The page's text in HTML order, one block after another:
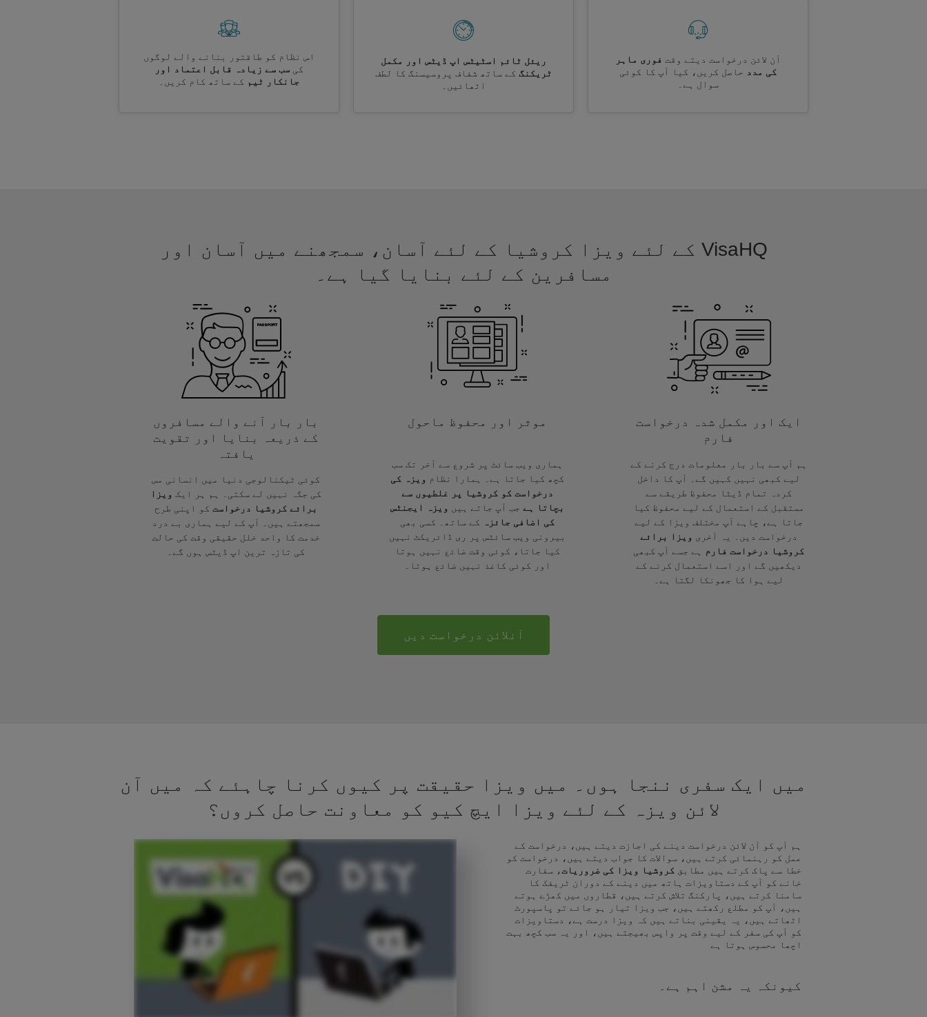
آن لائن درخواست دیتے وقت فوری ماہر
کی مدد حاصل کریں، کیا آپ کا کوئی
سوال ہے۔
ریئل ٹائم اسٹیٹس اپ ڈیٹس اور مکمل
ٹریکنگ کے ساتھ شفاف پروسیسنگ کا لطف
اٹھائیں۔
اس نظام کو طاقتور بنانے والے لوگوں
کی سب سے زیادہ قابل اعتماد اور
جانکار ٹیم کے ساتھ کام کریں۔
VisaHQ کے لئے ویزا کروشیا کے لئے آسان، سمجھنے میں آسان اور
مسافرین کے لئے بنایا گیا ہے۔
ایک اور مکمل شدہ درخواست
فارم
ہم آپ سے بار بار معلومات درج کرنے کے
لیے کبھی نہیں کہیں گے۔ آپ کا داخل
کردہ تمام ڈیٹا محفوظ طریقے سے
مستقبل کے استعمال کے لیے محفوظ کیا
جاتا ہے، چاہے آپ مختلف ویزا کے لیے
درخواست دیں۔ یہ آخری ویزا برائے
کروشیا درخواست فارم
ہے جسے آپ کبھی
دیکھیں گے اور اسے استعمال کرنے کے
لیے ہوا کا جھونکا لگتا ہے۔
موثر اور محفوظ ماحول
ہماری ویب سائٹ پر شروع سے آخر تک سب
کچھ کیا جاتا ہے۔ ہمارا نظام ویزہ کی
درخواست کو کروشیا پر غلطیوں سے
بچاتا ہے جب آپ جاتے ہیں
ویزہ ایجنٹس
کی اضافی جائزہ
کے ساتھ۔ کسی بھی
بیرونی ویب سائٹس پر ری ڈائریکٹ نہیں
کیا جاتا، کوئی وقت ضائع نہیں ہوتا
اور کوئی کاغذ نہیں ضائع ہوتا۔
بار بار آنے والے مسافروں
کے ذریعہ بنایا اور تقویت
یافتہ
کوئی ٹیکنالوجی دنیا میں انسانی مس
کی جگہ نہیں لے سکتی۔ ہم ہر ایک ویزا
برائے کروشیا درخواست کو اپنی طرح
سمجھتے ہیں۔ آپ کے لیے ہماری بے درد
خدمت کا واحد خلل حقیقی وقت کی حالت
کی تازہ ترین اپ ڈیٹس ہوں گے۔
آنلائن درخواست دیں
میں ایک سفری ننجا ہوں۔ میں ویزا حقیقت پر کیوں کرنا چاہئے کہ میں آن
لائن ویزہ کے لئے ویزا ایچ کیو کو معاونت حاصل کروں؟
ہم آپ کو آن لائن درخواست دینے کی اجازت دیتے ہیں، درخواست کے
عمل کو رہنمائی کرتے ہیں، سوالات کا جواب دیتے ہیں، درخواست کو
خطا سے پاک کرتے ہیں مطابق کروشیا ویزا کی ضروریات، سفارت
خانے کو آپ کے دستاویزات ہاتھ میں دینے کے دوران ٹریفک کا
سامنا کرتے ہیں، پارکنگ تلاش کرتے ہیں، قطاروں میں کھڑے ہوتے
ہیں، آپ کو مطلع رکھتے ہیں، جب ویزا تیار ہو جائے تو پاسپورٹ
اٹھاتے ہیں، یہ یقینی بناتے ہیں کہ ویزا درست ہے، دستاویزات
کو آپ کی سفر کے لیے وقت پر واپس بھیجتے ہیں، اور یہ سب کچھ بہت
اچھا محسوس ہوتا ہے
کیونکہ یہ مشن اہم ہے۔